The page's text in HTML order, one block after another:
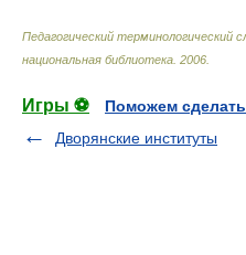
Педагогический терминологический
национальная библиотека 2006
Игры ⚽
Поможем
Дворянские институты